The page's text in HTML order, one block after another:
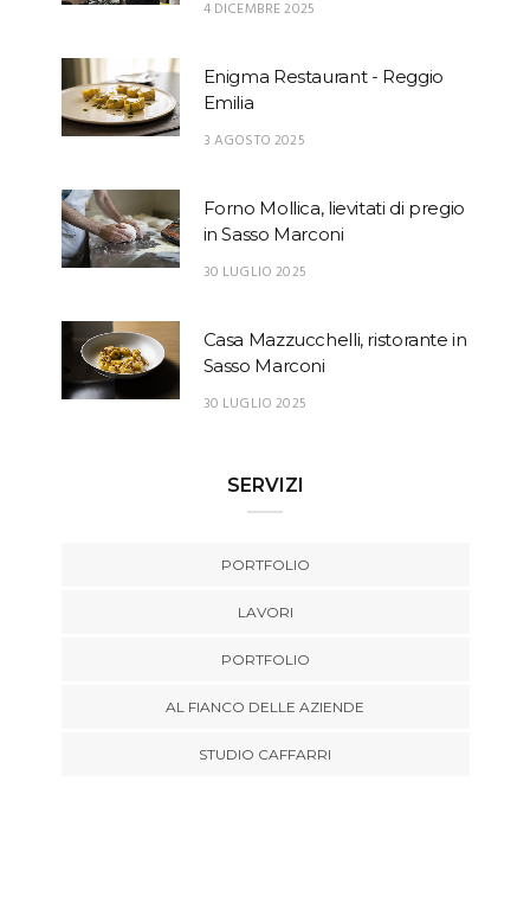
4 DICEMBRE 2025
Enigma Restaurant - Reggio
Emilia
3 AGOSTO 2025
Forno Mollica, lievitati di pregio
in Sasso Marconi
30 LUGLIO 2025
Casa Mazzucchelli, ristorante in
Sasso Marconi
30 LUGLIO 2025
SERVIZI
PORTFOLIO
LAVORI
PORTFOLIO
AL FIANCO DELLE AZIENDE
STUDIO CAFFARRI